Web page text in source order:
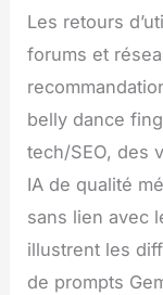
Les retours
forums et
belly dance
tech/SEO, des
IA de qualité
sans lien avec
illustrent les
de prompts